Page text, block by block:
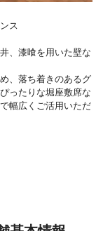
ス
、漆喰を用いた壁な
、落ち着きのあるグ
ったりな堀座敷席な
幅広くご活用いただ